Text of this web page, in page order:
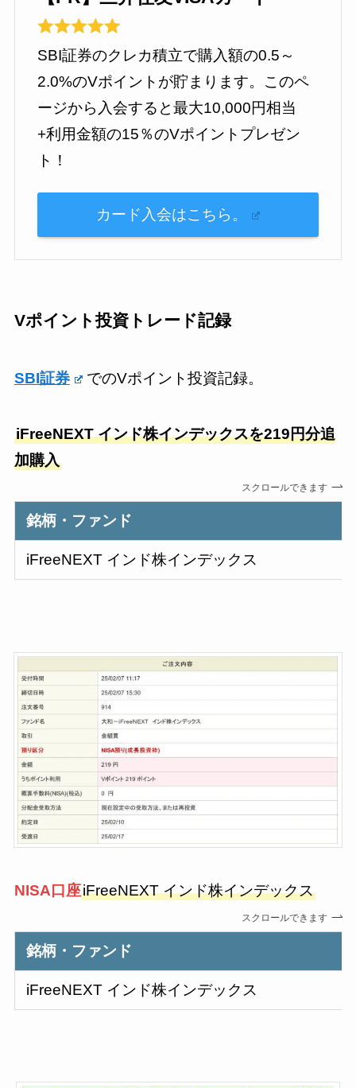
SBI証券のクレカ積立で購入額の0.5～
2.0%のVポイントが貯まります。このペ
ージから入会すると最大10,000円相当
+利用金額の15％のVポイントプレゼン
ト！
カード入会はこちら。
Vポイント投資トレード記録
SBI証券 でのVポイント投資記録。
iFreeNEXT インド株インデックスを219円分追
加購入
スクロールできます
銘柄・ファンド
iFreeNEXT インド株インデックス
NISA口座iFreeNEXT インド株インデックス
スクロールできます
銘柄・ファンド
iFreeNEXT インド株インデックス